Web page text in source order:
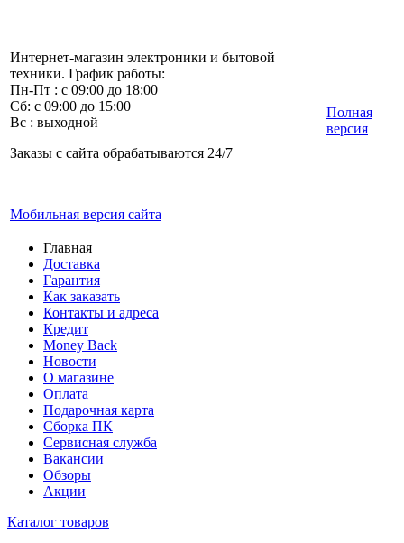
Интернет-магазин электроники и бытовой
техники. График работы:
Пн-Пт : с 09:00 до 18:00
Сб: с 09:00 до 15:00
Вс : выходной
Заказы с сайта обрабатываются 24/7
Мобильная версия сайта
Полная
версия
Главная
Доставка
Гарантия
Как заказать
Контакты и адреса
Кредит
Money Back
Новости
О магазине
Оплата
Подарочная карта
Сборка ПК
Сервисная служба
Вакансии
Обзоры
Акции
Каталог товаров